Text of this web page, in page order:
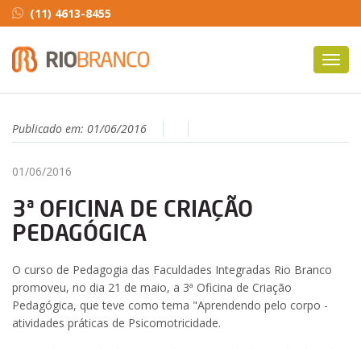
(11) 4613-8455
Publicado em: 01/06/2016
01/06/2016
3ª OFICINA DE CRIAÇÃO
PEDAGÓGICA
O curso de Pedagogia das Faculdades Integradas Rio Branco
promoveu, no dia 21 de maio, a 3ª Oficina de Criação
Pedagógica, que teve como tema "Aprendendo pelo corpo -
atividades práticas de Psicomotricidade.